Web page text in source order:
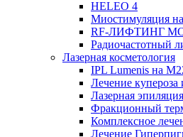
HELEO 4
Миостимуляция
RF-ЛИФТИНГ
Радиочастотный
Лазерная косметология
IPL Lumenis на
Лечение купероза
Лазерная эпиляция
Фракционный
Комплексное
Лечение